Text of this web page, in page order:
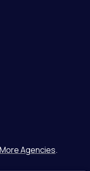
More Agencies.